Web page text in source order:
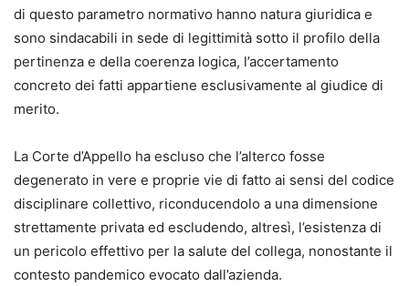
di questo parametro normativo hanno natura giuridica e
sono sindacabili in sede di legittimità sotto il profilo della
pertinenza e della coerenza logica, l’accertamento
concreto dei fatti appartiene esclusivamente al giudice di
merito.
La Corte d’Appello ha escluso che l’alterco fosse
degenerato in vere e proprie vie di fatto ai sensi del codice
disciplinare collettivo, riconducendolo a una dimensione
strettamente privata ed escludendo, altresì, l’esistenza di
un pericolo effettivo per la salute del collega, nonostante il
contesto pandemico evocato dall’azienda.